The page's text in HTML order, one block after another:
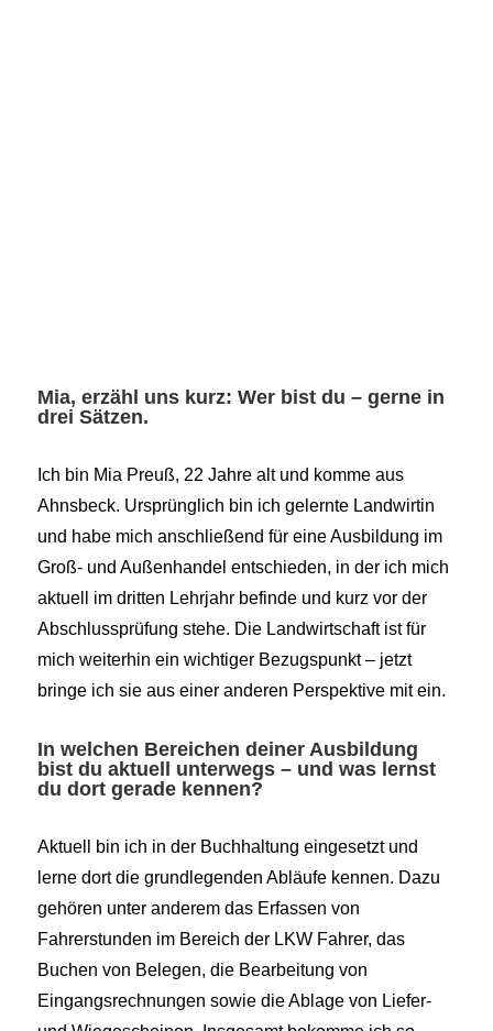
Mia, erzähl uns kurz: Wer bist du – gerne in
drei Sätzen.
Ich bin Mia Preuß, 22 Jahre alt und komme aus
Ahnsbeck. Ursprünglich bin ich gelernte Landwirtin
und habe mich anschließend für eine Ausbildung im
Groß- und Außenhandel entschieden, in der ich mich
aktuell im dritten Lehrjahr befinde und kurz vor der
Abschlussprüfung stehe. Die Landwirtschaft ist für
mich weiterhin ein wichtiger Bezugspunkt – jetzt
bringe ich sie aus einer anderen Perspektive mit ein.
In welchen Bereichen deiner Ausbildung
bist du aktuell unterwegs – und was lernst
du dort gerade kennen?
Aktuell bin ich in der Buchhaltung eingesetzt und
lerne dort die grundlegenden Abläufe kennen. Dazu
gehören unter anderem das Erfassen von
Fahrerstunden im Bereich der LKW Fahrer, das
Buchen von Belegen, die Bearbeitung von
Eingangsrechnungen sowie die Ablage von Liefer-